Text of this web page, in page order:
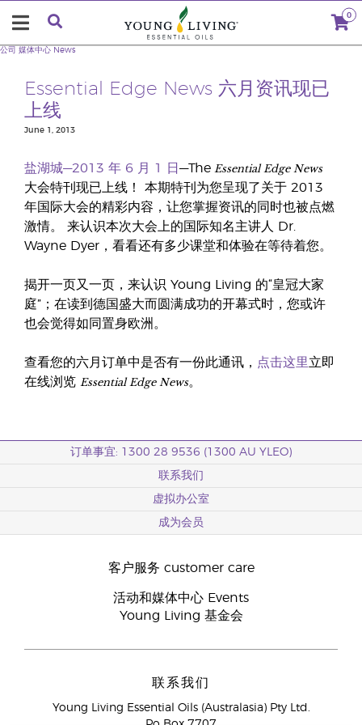
0
公司 媒体中心 News
Essential Edge News 六月资讯现已
上线
June 1, 2013
盐湖城—2013 年 6 月 1 日 —The Essential Edge News
大会特刊现已上线！ 本期特刊为您呈现了关于 2013
年国际大会的精彩内容，让您掌握资讯的同时也被点燃
激情。 来认识本次大会上的国际知名主讲人 Dr.
Wayne Dyer，看看还有多少课堂和体验在等待着您。
揭开一页又一页，来认识 Young Living 的“皇冠大家
庭”；在读到德国盛大而圆满成功的开幕式时，您或许
也会觉得如同置身欧洲。
查看您的六月订单中是否有一份此通讯， 点击这里立即
在线浏览 Essential Edge News。
订单事宜: 1300 28 9536 (1300 AU YLEO)
联系我们
虚拟办公室
成为会员
客户服务 customer care
活动和媒体中心 Events
Young Living 基金会
联系我们
Young Living Essential Oils (Australasia) Pty Ltd.